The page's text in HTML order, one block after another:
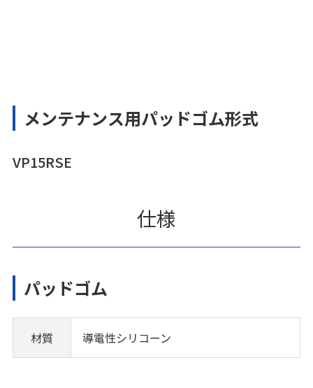
メンテナンス用パッドゴム形式
VP15RSE
仕様
パッドゴム
材質 導電性シリコーン